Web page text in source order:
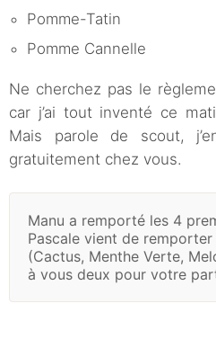
Pomme-Tatin
Pomme Cannelle
Ne cherchez pas le
car j’ai tout inventé ce
Mais parole de scout,
gratuitement chez vous.
Manu a remporté les 4
Pascale vient de
(Cactus, Menthe Verte,
à vous deux pour votre